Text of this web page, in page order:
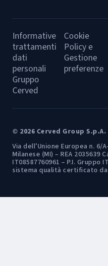
Informative
trattamenti
dati
personali
Gruppo
Cerved
Cookie
Policy e
Gestione
preferenze
© 2026 Cerved Group S.p.A.
Via dell’Unione Europea n. 6/
Milanese (MI) – REA 2035639
IT08587760961 – P.I. Gruppo
sistema qualità certificato da